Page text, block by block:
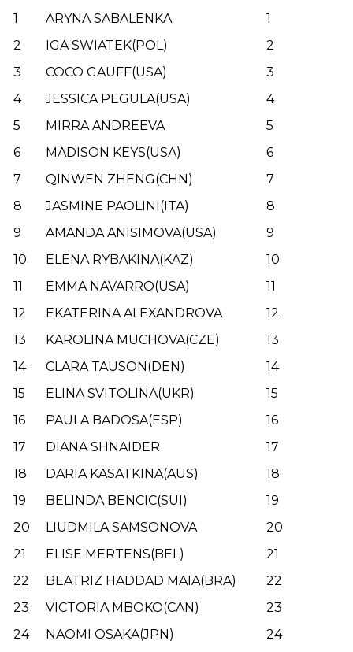
1
ARYNA SABALENKA
1
2
IGA SWIATEK(POL)
2
3
COCO GAUFF(USA)
3
4
JESSICA PEGULA(USA)
4
5
MIRRA ANDREEVA
5
6
MADISON KEYS(USA)
6
7
QINWEN ZHENG(CHN)
7
8
JASMINE PAOLINI(ITA)
8
9
AMANDA ANISIMOVA(USA)
9
10
ELENA RYBAKINA(KAZ)
10
11
EMMA NAVARRO(USA)
11
12
EKATERINA ALEXANDROVA
12
13
KAROLINA MUCHOVA(CZE)
13
14
CLARA TAUSON(DEN)
14
15
ELINA SVITOLINA(UKR)
15
16
PAULA BADOSA(ESP)
16
17
DIANA SHNAIDER
17
18
DARIA KASATKINA(AUS)
18
19
BELINDA BENCIC(SUI)
19
20
LIUDMILA SAMSONOVA
20
21
ELISE MERTENS(BEL)
21
22
BEATRIZ HADDAD MAIA(BRA)
22
23
VICTORIA MBOKO(CAN)
23
24
NAOMI OSAKA(JPN)
24